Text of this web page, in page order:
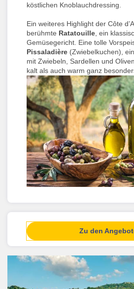
köstlichen Knoblauchdressing.
Ein weiteres Highlight der Côte
berühmte Ratatouille , ein
Gemüsegericht. Eine tolle
Pissaladière (Zwiebelkuchen),
mit Zwiebeln, Sardellen und
kalt als auch warm ganz
Zu den